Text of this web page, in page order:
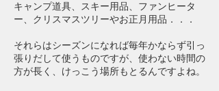
キャンプ道具、 スキー用品、ファンヒータ
ー、クリスマスツリーやお正月用品．．．
それらはシーズンになれば毎年かならず引っ
張りだして使うものですが、使わない時間の
方が長く、けっこう場所もとるんですよね。